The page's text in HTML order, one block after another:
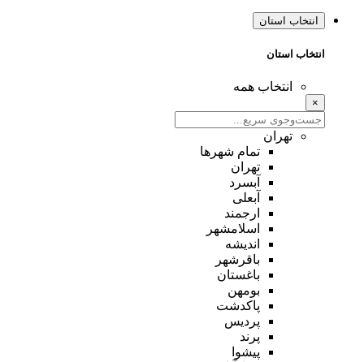
انتخاب استان
انتخاب استان
انتخاب همه
×
تهران
تمام شهر‌ها
تهران
آبسرد
آبعلی
ارجمند
اسلامشهر
اندیشه
باقرشهر
باغستان
بومهن
پاکدشت
پردیس
پرند
پیشوا